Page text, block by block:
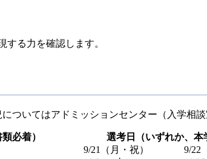
る力を確認します。
ついてはアドミッションセンター（入学相談
必着） 選考日（いずれか、本
9/21（月・祝） 9/22